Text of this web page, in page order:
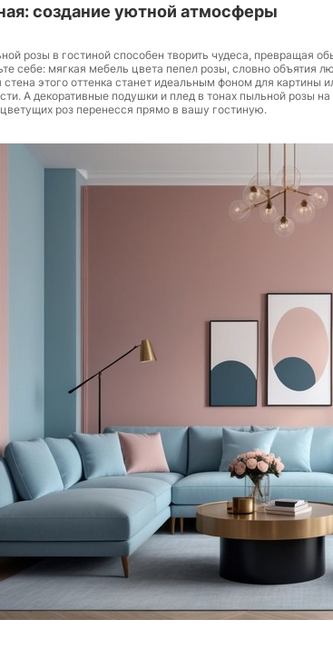
создание уютной атмосферы
розы в гостиной способен творить чудеса, превращая
себе: мягкая мебель цвета пепел розы, словно объятия
стена этого оттенка станет идеальным фоном для
А декоративные подушки и плед в тонах пыльной розы
роз перенесся прямо в вашу гостиную.